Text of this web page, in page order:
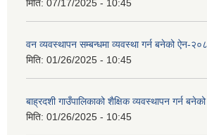
मिति: 07/17/2025 - 10:45
वन व्यवस्थापन सम्बन्धमा व्यवस्था गर्न बनेको ऐन-
मिति: 01/26/2025 - 10:45
बाह्रदशी गाउँपालिकाको शैक्षिक व्यवस्थापन गर्न
मिति: 01/26/2025 - 10:45